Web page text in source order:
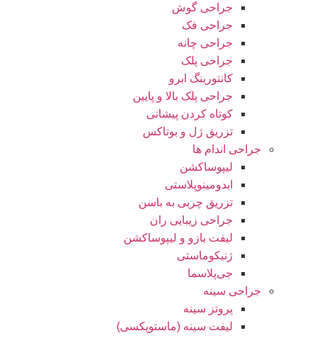
جراحی گوش
جراحی فک
جراحی چانه
جراحی پلک
کانتورینگ ابرو
جراحی پلک بالا و پایین
کوتاه کردن پیشانی
تزریق ژل و بوتاکس
جراحی اندام ها
لیپوساکشن
ابدومینوپلاستی
تزریق چربی به باسن
جراحی زیبایی ران
لیفت بازو و لیپوساکشن
ژنیکوماستی
جی‌پلاسما
جراحی سینه
پروتز سینه
لیفت سینه (ماستوپکسی)